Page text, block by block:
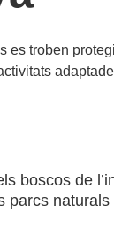
es troben
boscos de
parcs